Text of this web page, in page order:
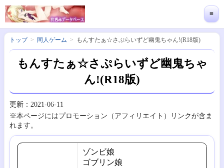
≡
トップ 同人ゲーム もんすたぁ☆さぷらいずど幽鬼ちゃん!(R18版)
もんすたぁ☆さぷらいずど幽鬼ちゃ
ん!(R18版)
更新：2021-06-11
※本ページにはプロモーション（アフィリエイト）リンクが含ま
れます。
ゾンビ娘
ゴブリン娘